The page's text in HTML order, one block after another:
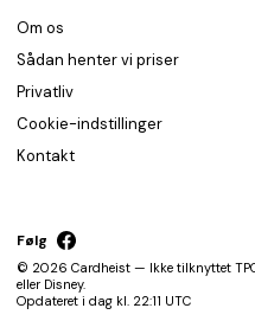
Om os
Sådan henter vi priser
Privatliv
Cookie-indstillinger
Kontakt
Følg
© 2026 Cardheist — Ikke tilknyttet
eller Disney.
Opdateret i dag kl. 22:11 UTC